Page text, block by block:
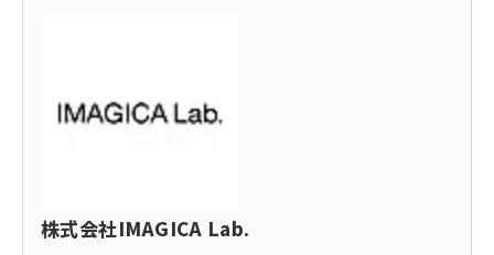
株式会社IMAGICA Lab.